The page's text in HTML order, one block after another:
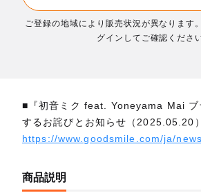
ご登録の地域により販売状況が異なります
グインしてご確認くださ
■『初音ミク feat. Yoneyama Mai ブ
するお詫びとお知らせ（2025.05.20）
https://www.goodsmile.com/ja/
商品説明